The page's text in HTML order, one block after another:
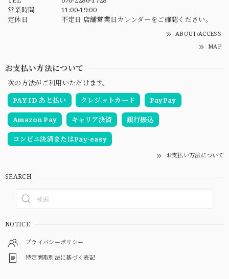
営業時間
11:00-19:00
定休日
不定日 店舗営業日カレンダーをご確認ください。
ABOUT/ACCESS
MAP
お支払い方法について
次の方法がご利用いただけます。
PAY ID あと払い
クレジットカード PayPay
Amazon Pay キャリア決済 銀行振込
コンビニ決済またはPay-easy
お支払い方法について
SEARCH
NOTICE
プライバシーポリシー
特定商取引法に基づく表記